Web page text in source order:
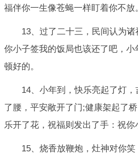
福伴你一生像苍蝇一样盯着你不放
13、过了二十三，民间认为诸
你小子签我的饭局也该还了吧，
顿好的。
14、小年到，快乐亮起了灯
了腰，平安敞开了门;健康架起了
乐开了花，祝福则发出了手：祝
15、烧香放鞭炮，灶神对你